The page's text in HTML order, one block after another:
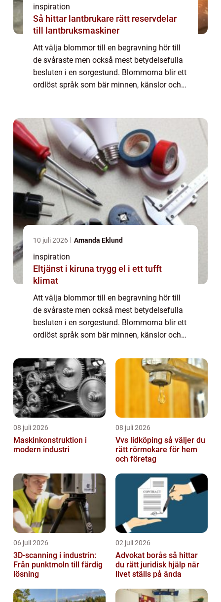
inspiration
Så hittar lantbrukare rätt reservdelar
till lantbruksmaskiner
Att välja blommor till en begravning hör till
de svåraste men också mest betydelsefulla
besluten i en sorgestund. Blommorna blir ett
ordlöst språk som bär minnen, känslor och
10 juli 2026 Amanda Eklund
inspiration
Eltjänst i kiruna trygg el i ett tufft
klimat
Att välja blommor till en begravning hör till
de svåraste men också mest betydelsefulla
besluten i en sorgestund. Blommorna blir ett
ordlöst språk som bär minnen, känslor och
begravningsblommor ett sätt att fo...
08 juli 2026
Maskinkonstruktion i
modern industri
08 juli 2026
Vvs lidköping så väljer du
rätt rörmokare för hem
och företag
06 juli 2026
3D-scanning i industrin:
Från punktmoln till färdig
lösning
02 juli 2026
Advokat borås så hittar
du rätt juridisk hjälp när
livet ställs på ända